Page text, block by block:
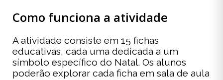
Como funciona a atividade
A atividade consiste em 15 fichas
educativas, cada uma dedicada a um
símbolo específico do Natal. Os alunos
poderão explorar cada ficha em sala de aula